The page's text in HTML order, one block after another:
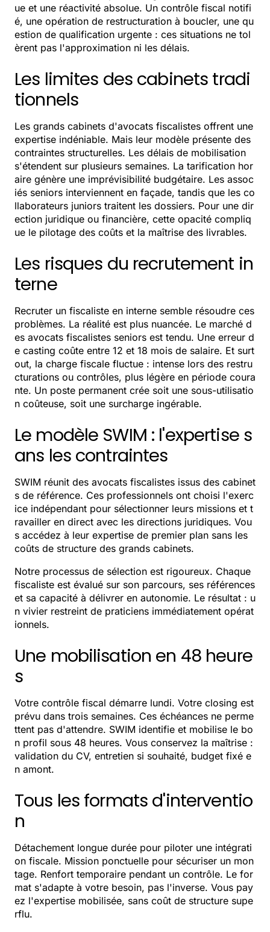
ue et une réactivité absolue. Un contrôle fiscal notifi
é, une opération de restructuration à boucler, une qu
estion de qualification urgente : ces situations ne tol
èrent pas l'approximation ni les délais.
Les limites des cabinets tradi
tionnels
Les grands cabinets d'avocats fiscalistes offrent une
expertise indéniable. Mais leur modèle présente des
contraintes structurelles. Les délais de mobilisation
s'étendent sur plusieurs semaines. La tarification hor
aire génère une imprévisibilité budgétaire. Les assoc
iés seniors interviennent en façade, tandis que les co
llaborateurs juniors traitent les dossiers. Pour une dir
ection juridique ou financière, cette opacité compliq
ue le pilotage des coûts et la maîtrise des livrables.
Les risques du recrutement in
terne
Recruter un fiscaliste en interne semble résoudre ces
problèmes. La réalité est plus nuancée. Le marché d
es avocats fiscalistes seniors est tendu. Une erreur d
e casting coûte entre 12 et 18 mois de salaire. Et surt
out, la charge fiscale fluctue : intense lors des restru
cturations ou contrôles, plus légère en période coura
nte. Un poste permanent crée soit une sous-utilisatio
n coûteuse, soit une surcharge ingérable.
Le modèle SWIM : l'expertise s
ans les contraintes
SWIM réunit des avocats fiscalistes issus des cabinet
s de référence. Ces professionnels ont choisi l'exerc
ice indépendant pour sélectionner leurs missions et t
ravailler en direct avec les directions juridiques. Vou
s accédez à leur expertise de premier plan sans les
coûts de structure des grands cabinets.
Notre processus de sélection est rigoureux. Chaque
fiscaliste est évalué sur son parcours, ses références
et sa capacité à délivrer en autonomie. Le résultat : u
n vivier restreint de praticiens immédiatement opérat
ionnels.
Une mobilisation en 48 heure
s
Votre contrôle fiscal démarre lundi. Votre closing est
prévu dans trois semaines. Ces échéances ne perme
ttent pas d'attendre. SWIM identifie et mobilise le bo
n profil sous 48 heures. Vous conservez la maîtrise :
validation du CV, entretien si souhaité, budget fixé e
n amont.
Tous les formats d'interventio
n
Détachement longue durée pour piloter une intégrati
on fiscale. Mission ponctuelle pour sécuriser un mon
tage. Renfort temporaire pendant un contrôle. Le for
mat s'adapte à votre besoin, pas l'inverse. Vous pay
ez l'expertise mobilisée, sans coût de structure supe
rflu.